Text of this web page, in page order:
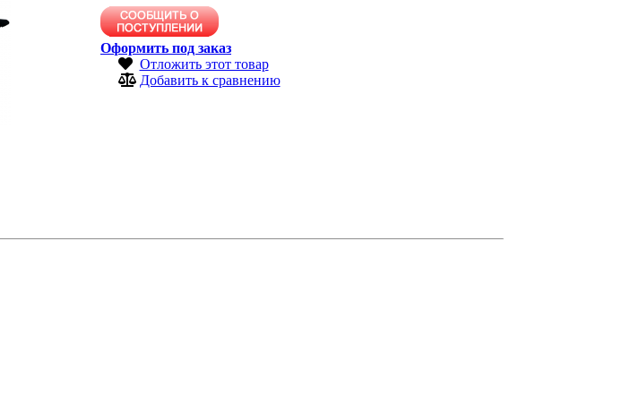
Оформить под заказ
Отложить этот товар
Добавить к сравнению